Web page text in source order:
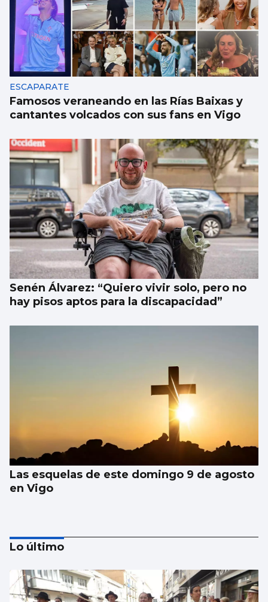
ESCAPARATE
Famosos veraneando en las Rías Baixas y
cantantes volcados con sus fans en Vigo
Senén Álvarez: “Quiero vivir solo, pero no
hay pisos aptos para la discapacidad”
Las esquelas de este domingo 9 de agosto
en Vigo
Lo último